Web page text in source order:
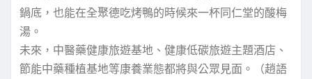
鍋底，也能在全聚德吃烤鴨的時候來一杯同仁堂的酸梅
湯。
未來，中醫藥健康旅遊基地、健康低碳旅遊主題酒店、
節能中藥種植基地等康養業態都將與公眾見面。（趙語